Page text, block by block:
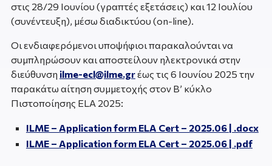
στις 28/29 Ιουνίου (γραπτές εξετάσεις) και 12 Ιουλίου
(συνέντευξη), μέσω διαδικτύου (on-line).
Οι ενδιαφερόμενοι υποψήφιοι παρακαλούνται να
συμπληρώσουν και αποστείλουν ηλεκτρονικά στην
διεύθυνση ilme-ecl@ilme.grέως τις 6 Ιουνίου 2025 την
παρακάτω αίτηση συμμετοχής στον Β’ κύκλο
Πιστοποίησης ELA 2025:
ILME – Application form ELA Cert – 2025.06 | .docx
ILME – Application form ELA Cert – 2025.06 | .pdf